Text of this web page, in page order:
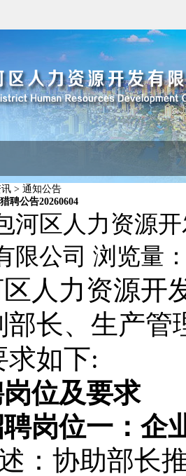
> 通知公告
聘公告20260604
河区人力资源
限公司 浏览量
人力资源开
部长、生产
求如下:
位及要求
聘岗位一：企
：协助部长